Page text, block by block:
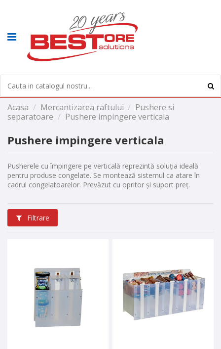
Acasa Mercantizarea raftului
Pushere si
separatoare
Pushere impingere verticala
Pushere impingere verticala
Pusherele cu împingere pe verticală reprezintă soluția ideală
pentru produse congelate. Se montează sistemul ca atare în
cadrul congelatoarelor. Prevăzut cu opritor și suport preț.
Filtrare